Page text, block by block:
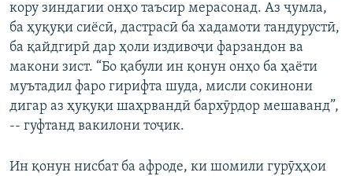
кору зиндагии онҳо таъсир мерасонад. Аз ҷумла,
ба ҳуқуқи сиёсӣ, дастрасӣ ба хадамоти тандурустӣ,
ба қайдгирӣ дар ҳоли издивоҷи фарзандон ва
макони зист. “Бо қабули ин қонун онҳо ба ҳаёти
муътадил фаро гирифта шуда, мисли сокинони
дигар аз ҳуқуқи шаҳрвандӣ бархӯрдор мешаванд”,
-- гуфтанд вакилони тоҷик.
Ин қонун нисбат ба афроде, ки шомили гурӯҳҳои